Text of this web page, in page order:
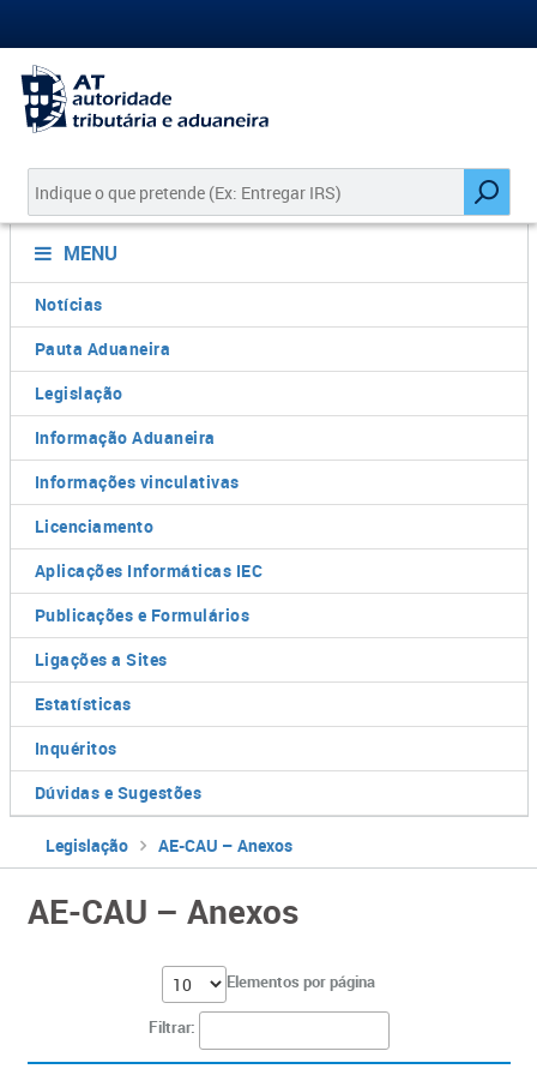
MENU
Notícias
Pauta Aduaneira
Legislação
Informação Aduaneira
Informações vinculativas
Licenciamento
Aplicações Informáticas IEC
Publicações e Formulários
Ligações a Sites
Estatísticas
Inquéritos
Dúvidas e Sugestões
Legislação AE-CAU – Anexos
AE-CAU – Anexos
Elementos por página
Filtrar: